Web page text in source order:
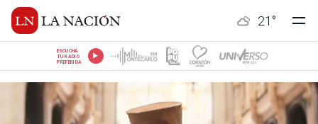
21 °
ESCUCHÁ
TU RADIO
PREFERIDA